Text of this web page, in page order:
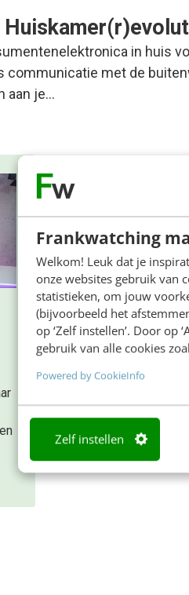
Frankwatching
Welkom! Leuk dat je
onze websites gebruik van
statistieken, om jouw
(bijvoorbeeld het
op ‘Zelf instellen’. Door op
gebruik van alle cookies
Powered by CookieInfo
Zelf instellen
in huis
communicatie met de
aan je…